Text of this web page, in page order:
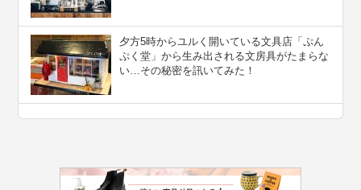
夕方5時からユルく開いている文具店「ぷん
ぷく堂」から生み出される文房具がたまらな
い…その秘密を訊いてみた！